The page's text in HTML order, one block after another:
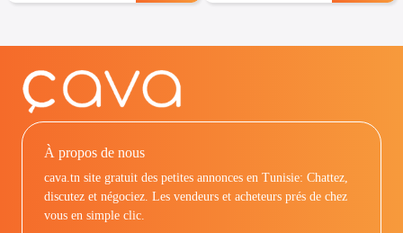
À propos de nous
cava.tn site gratuit des petites annonces en Tunisie: Chattez,
discutez et négociez. Les vendeurs et acheteurs prés de chez
vous en simple clic.